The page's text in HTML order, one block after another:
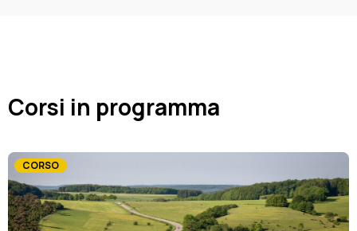
La Società
Contatti
Corsi in programma
CORSO